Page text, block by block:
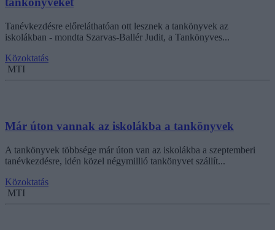
Tanévkezdésre előreláthatóan ott lesznek a tankönyvek az
iskolákban - mondta Szarvas-Ballér Judit, a Tankönyves...
Közoktatás
MTI
Már úton vannak az iskolákba a tankönyvek
A tankönyvek többsége már úton van az iskolákba a szeptemberi
tanévkezdésre, idén közel négymillió tankönyvet szállít...
Közoktatás
MTI